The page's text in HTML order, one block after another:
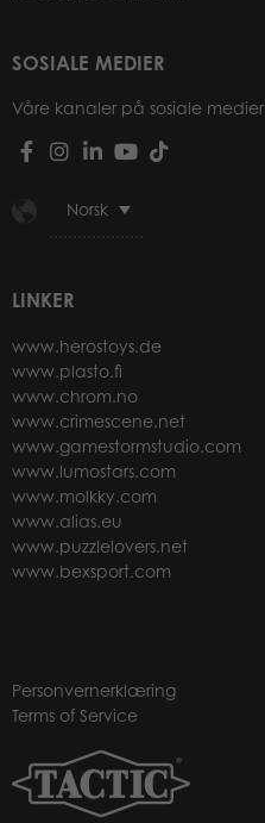
SOSIALE MEDIER
Våre kanaler på sosiale medier
Norsk
LINKER
www.herostoys.de
www.plasto.fi
www.chrom.no
www.crimescene.net
www.gamestormstudio.com
www.lumostars.com
www.molkky.com
www.alias.eu
www.puzzlelovers.net
www.bexsport.com
Personvernerklæring
Terms of Service